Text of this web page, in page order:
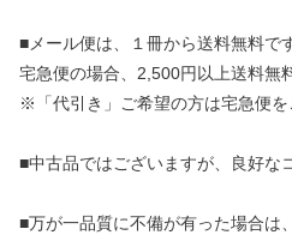
■メール便は、１冊から送料無料です
宅急便の場合、2,500円以上送料無
※「代引き」ご希望の方は宅急便を
■中古品ではございますが、良好な
■万が一品質に不備が有った場合は